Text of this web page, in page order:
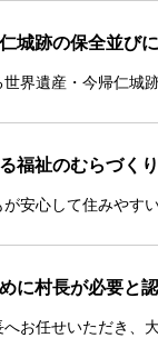
城跡の保全並び
界遺産・今帰仁城
福祉のむらづく
安心して住みやす
に村長が必要と
お任せいただき、